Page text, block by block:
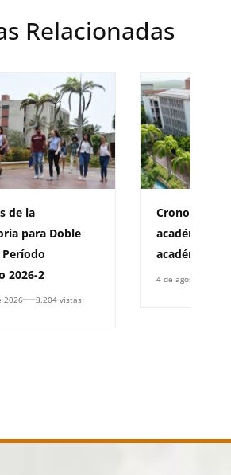
Relacionadas
de la
para Doble
2026-2
2026 3.204 vistas
Cronograma
académica
académico
4 de agosto de